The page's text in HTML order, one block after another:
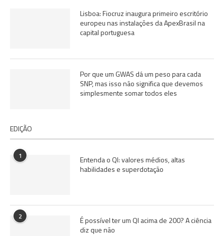
Lisboa: Fiocruz inaugura primeiro escritório
europeu nas instalações da ApexBrasil na
capital portuguesa
Por que um GWAS dá um peso para cada
SNP, mas isso não significa que devemos
simplesmente somar todos eles
EDIÇÃO
1
Entenda o QI: valores médios, altas
habilidades e superdotação
2
É possível ter um QI acima de 200? A ciência
diz que não